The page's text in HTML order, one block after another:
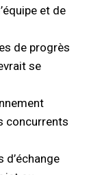
et de
de progrès
se
concurrents
d’échange